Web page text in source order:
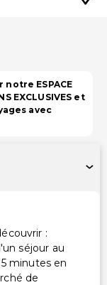
ESPACE
EXCLUSIVES et
avec
:
séjour au
minutes en
de